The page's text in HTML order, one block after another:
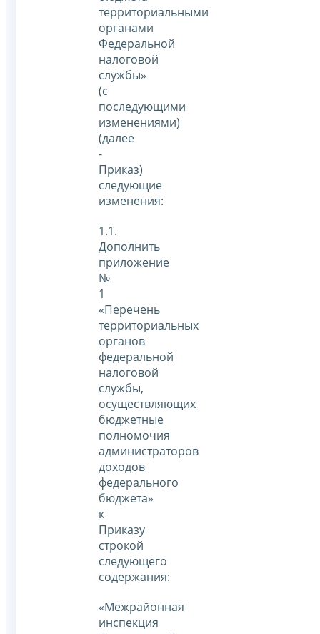
территориальными
органами
Федеральной
налоговой
службы»
(с
последующими
изменениями)
(далее
-
Приказ)
следующие
изменения:
1.1.
Дополнить
приложение
№
1
«Перечень
территориальных
органов
федеральной
налоговой
службы,
осуществляющих
бюджетные
полномочия
администраторов
доходов
федерального
бюджета»
к
Приказу
строкой
следующего
содержания:
«Межрайонная
инспекция